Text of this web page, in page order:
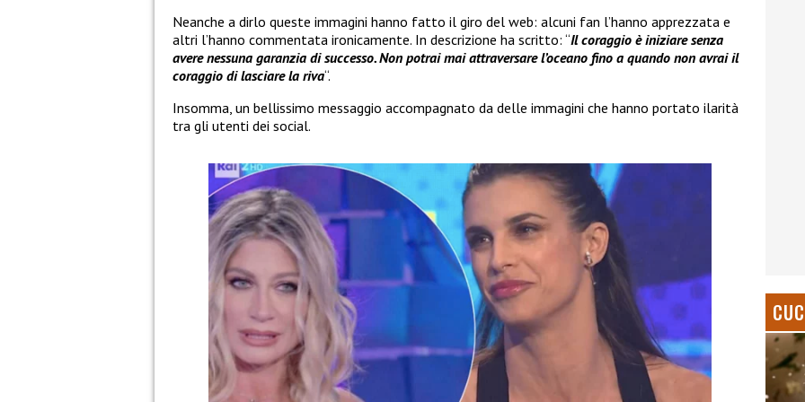
Neanche a dirlo queste immagini hanno fatto il giro del web: alcuni fan l’hanno apprezzata e
altri l’hanno commentata ironicamente. In descrizione ha scritto: “Il coraggio è iniziare senza
avere nessuna garanzia di successo. Non potrai mai attraversare l’oceano fino a quando non avrai il
coraggio di lasciare la riva“.
Insomma, un bellissimo messaggio accompagnato da delle immagini che hanno portato ilarità
tra gli utenti dei social.